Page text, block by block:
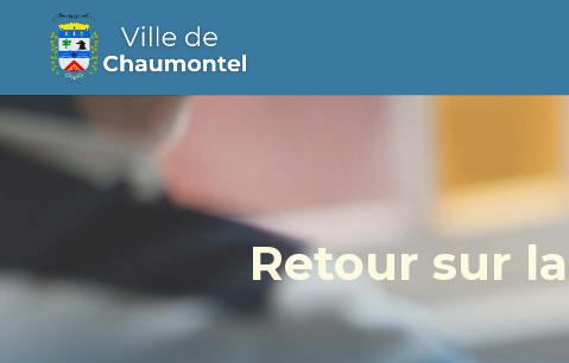
Retour sur